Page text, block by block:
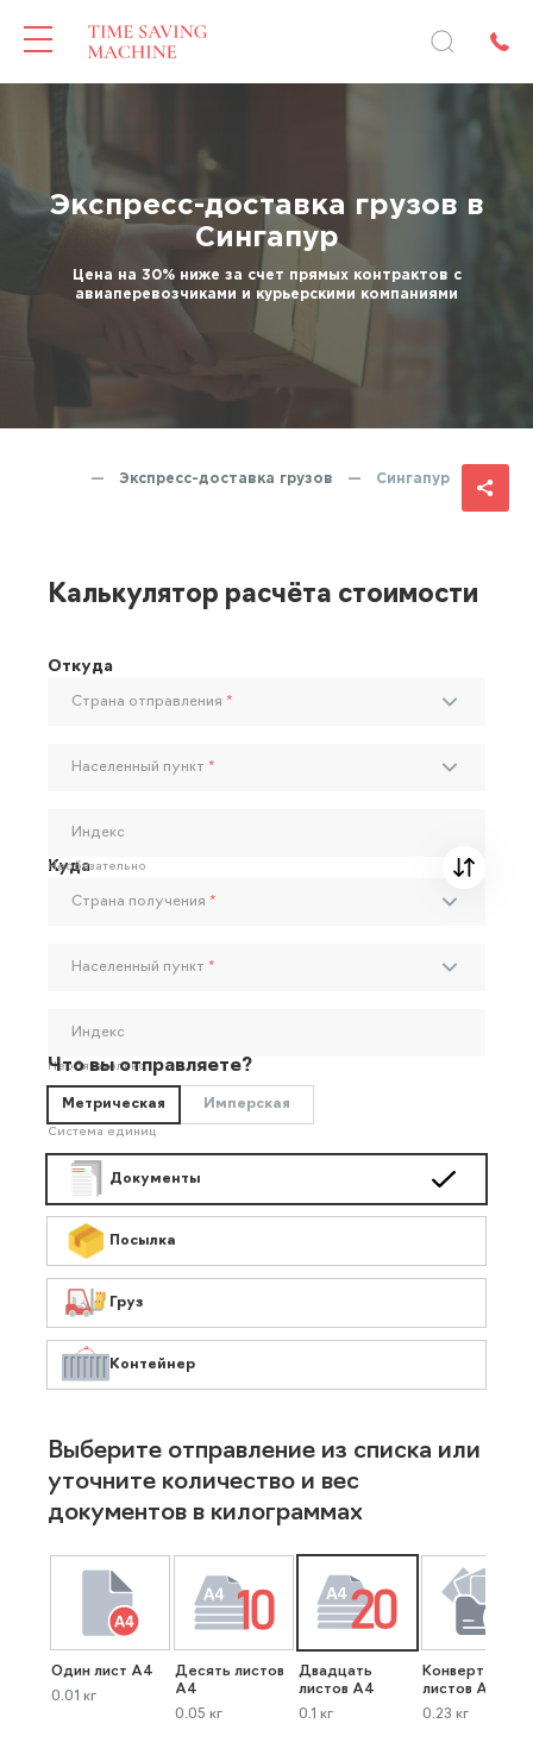
Экспресс-доставка грузов в
Сингапур
Цена на 30% ниже за счет прямых контрактов с
авиаперевозчиками и курьерскими компаниями
— Экспресс-доставка грузов — Сингапур
Калькулятор расчёта стоимости
Откуда
Страна отправления *
Населенный пункт *
Индекс
Необязательно
Куда
Страна получения *
Населенный пункт *
Индекс
Необязательно
Что вы отправляете?
Метрическая Имперская
Система единиц
Документы
Посылка
Груз
Контейнер
Выберите отправление из списка или
уточните количество и вес
документов в килограммах
Один лист А4
0.01 кг
Десять листов
А4
0.05 кг
Двадцать
листов А4
0.1 кг
Конверт до 40
листов А4
0.23 кг